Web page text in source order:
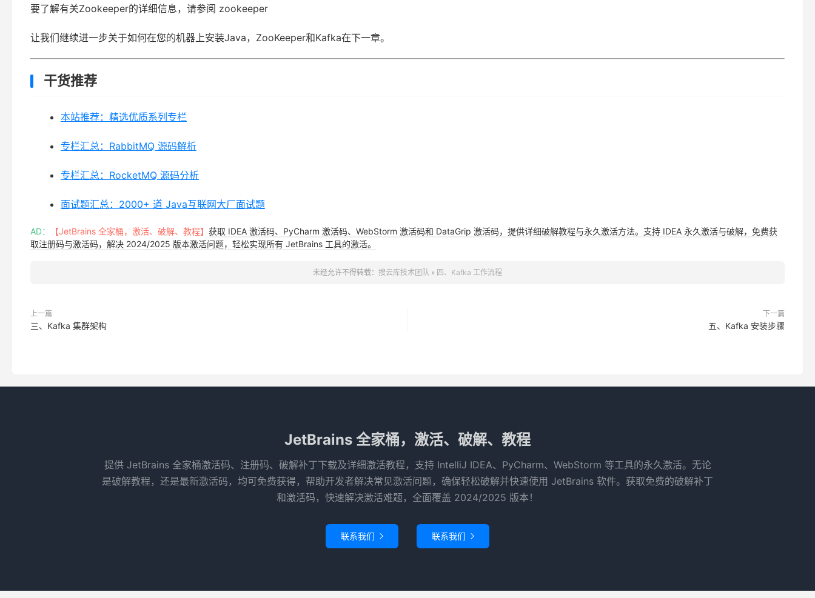
要了解有关Zookeeper的详细信息，请参阅 zookeeper
让我们继续进一步关于如何在您的机器上安装Java，ZooKeeper和Kafka在下一章。
干货推荐
本站推荐：精选优质系列专栏
专栏汇总：RabbitMQ 源码解析
专栏汇总：RocketMQ 源码分析
面试题汇总：2000+ 道 Java互联网大厂面试题
AD： 【JetBrains 全家桶，激活、破解、教程】 获取 IDEA 激活码、PyCharm 激活码、WebStorm 激活码和 DataGrip 激活码，提供详细破解教程与永久激活方法。支持 IDEA 永久激活与破解，免费获
取注册码与激活码，解决 2024/2025 版本激活问题，轻松实现所有 JetBrains 工具的激活。
未经允许不得转载： 搜云库技术团队 » 四、Kafka 工作流程
上一篇
三、Kafka 集群架构
下一篇
五、Kafka 安装步骤
JetBrains 全家桶，激活、破解、教程
提供 JetBrains 全家桶激活码、注册码、破解补丁下载及详细激活教程，支持 IntelliJ IDEA、PyCharm、WebStorm 等工具的永久激活。无论
是破解教程，还是最新激活码，均可免费获得，帮助开发者解决常见激活问题，确保轻松破解并快速使用 JetBrains 软件。获取免费的破解补丁
和激活码，快速解决激活难题，全面覆盖 2024/2025 版本！
联系我们  联系我们 